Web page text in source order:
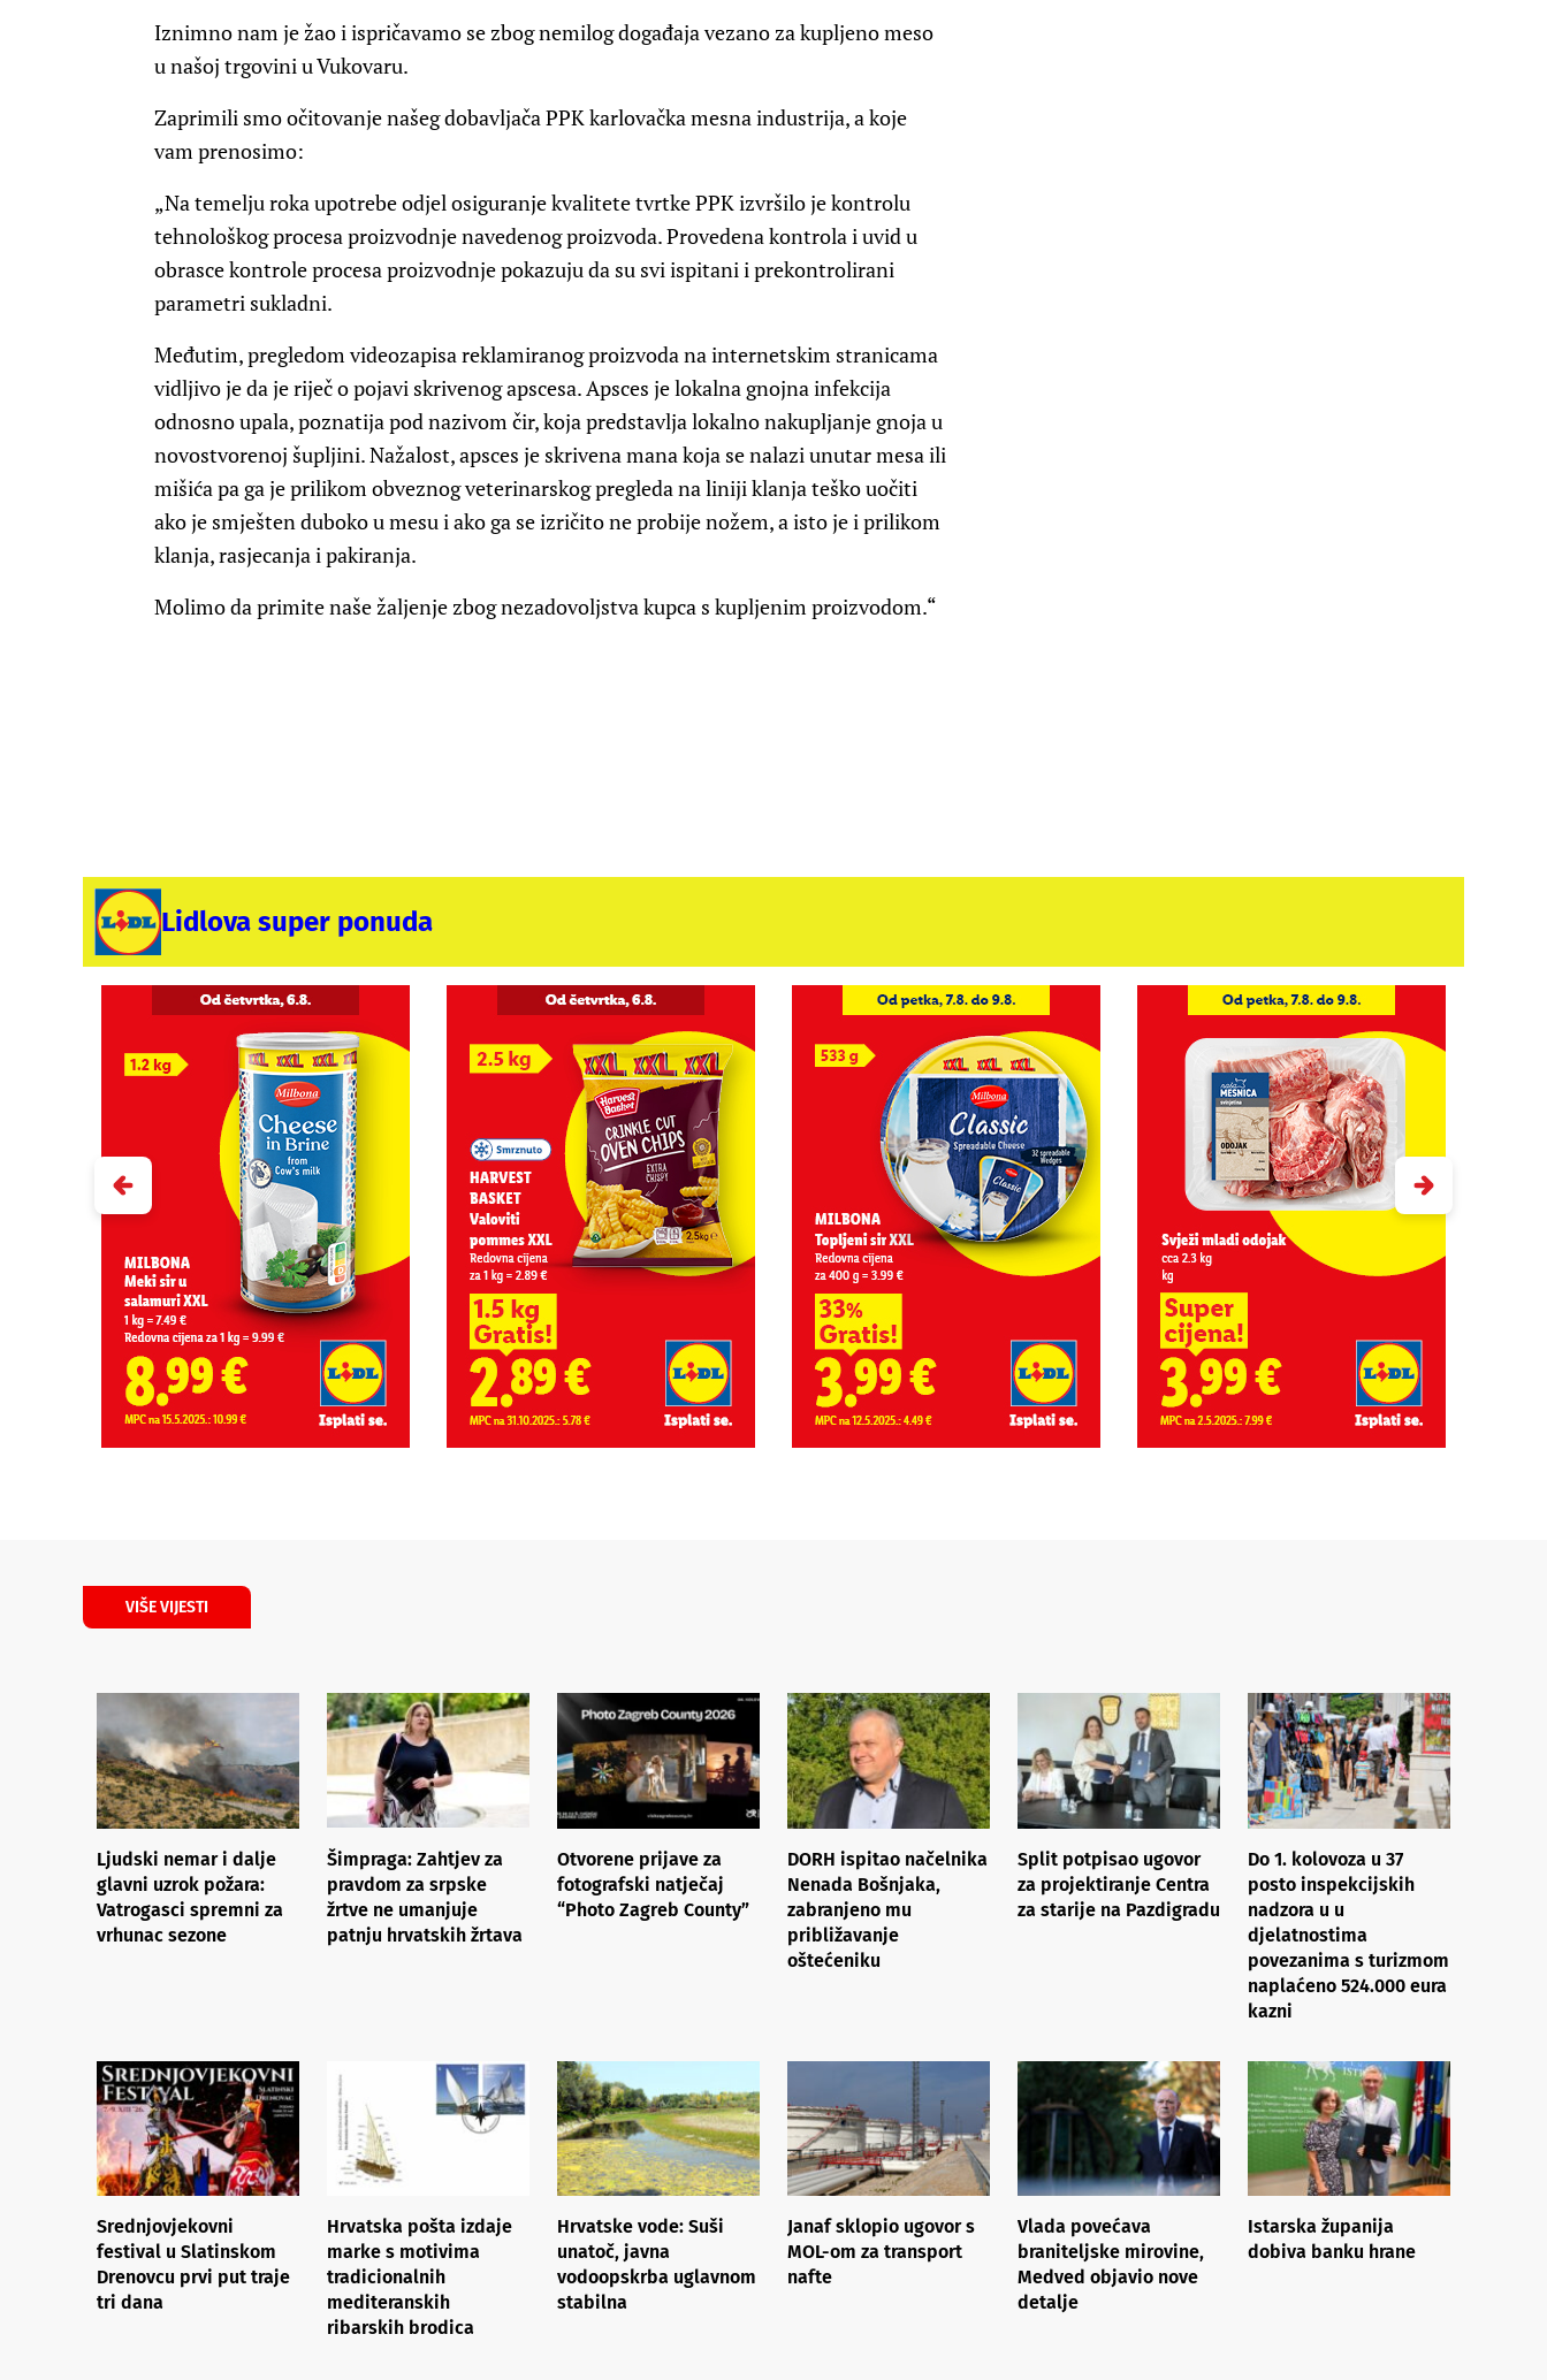
Iznimno nam je žao i ispričavamo se zbog nemilog događaja vezano za kupljeno meso
u našoj trgovini u Vukovaru.
Zaprimili smo očitovanje našeg dobavljača PPK karlovačka mesna industrija, a koje
vam prenosimo:
„Na temelju roka upotrebe odjel osiguranje kvalitete tvrtke PPK izvršilo je kontrolu
tehnološkog procesa proizvodnje navedenog proizvoda. Provedena kontrola i uvid u
obrasce kontrole procesa proizvodnje pokazuju da su svi ispitani i prekontrolirani
parametri sukladni.
Međutim, pregledom videozapisa reklamiranog proizvoda na internetskim stranicama
vidljivo je da je riječ o pojavi skrivenog apscesa. Apsces je lokalna gnojna infekcija
odnosno upala, poznatija pod nazivom čir, koja predstavlja lokalno nakupljanje gnoja u
novostvorenoj šupljini. Nažalost, apsces je skrivena mana koja se nalazi unutar mesa ili
mišića pa ga je prilikom obveznog veterinarskog pregleda na liniji klanja teško uočiti
ako je smješten duboko u mesu i ako ga se izričito ne probije nožem, a isto je i prilikom
klanja, rasjecanja i pakiranja.
Molimo da primite naše žaljenje zbog nezadovoljstva kupca s kupljenim proizvodom.“
Lidlova super ponuda
VIŠE VIJESTI
Ljudski nemar i dalje
glavni uzrok požara:
Vatrogasci spremni za
vrhunac sezone
Šimpraga: Zahtjev za
pravdom za srpske
žrtve ne umanjuje
patnju hrvatskih žrtava
Otvorene prijave za
fotografski natječaj
“Photo Zagreb County”
DORH ispitao načelnika
Nenada Bošnjaka,
zabranjeno mu
približavanje
oštećeniku
Split potpisao ugovor
za projektiranje Centra
za starije na Pazdigradu
Do 1. kolovoza u 37
posto inspekcijskih
nadzora u u
djelatnostima
povezanima s turizmom
naplaćeno 524.000 eura
kazni
Srednjovjekovni
festival u Slatinskom
Drenovcu prvi put traje
tri dana
Hrvatska pošta izdaje
marke s motivima
tradicionalnih
mediteranskih
ribarskih brodica
Hrvatske vode: Suši
unatoč, javna
vodoopskrba uglavnom
stabilna
Janaf sklopio ugovor s
MOL-om za transport
nafte
Vlada povećava
braniteljske mirovine,
Medved objavio nove
detalje
Istarska županija
dobiva banku hrane